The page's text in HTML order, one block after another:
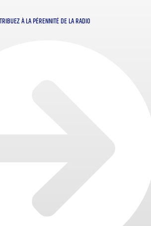
À LA PÉRENNITÉ DE LA RADIO